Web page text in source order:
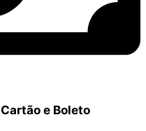
e Boleto